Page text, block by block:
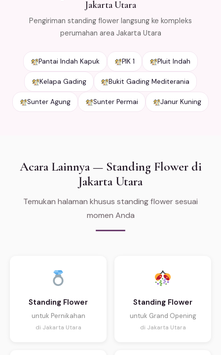
Jakarta Utara
Pengiriman standing flower langsung ke kompleks
perumahan area Jakarta Utara
Pantai Indah Kapuk PIK 1 Pluit Indah
Kelapa Gading Bukit Gading Mediterania
Sunter Agung Sunter Permai Janur Kuning
Acara Lainnya — Standing Flower di
Jakarta Utara
Temukan halaman khusus standing flower sesuai
momen Anda
Standing Flower
untuk Pernikahan
di Jakarta Utara
Standing Flower
untuk Grand Opening
di Jakarta Utara